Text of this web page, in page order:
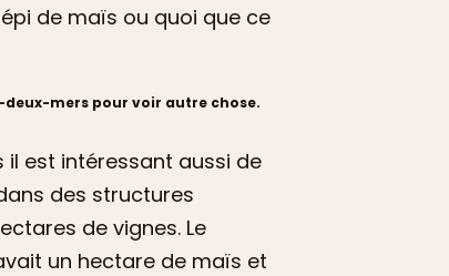
de maïs ou quoi que ce
mers pour voir autre chose.
il est intéressant aussi de
des structures
de vignes. Le
un hectare de maïs et